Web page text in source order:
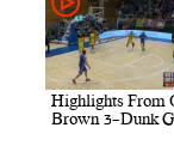
Highlights From
Brown 3-Dunk